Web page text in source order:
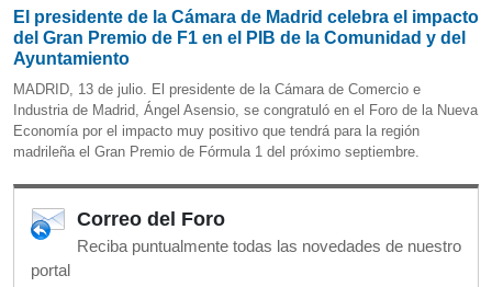
El presidente de la Cámara de Madrid celebra el impacto
del Gran Premio de F1 en el PIB de la Comunidad y del
Ayuntamiento
MADRID, 13 de julio. El presidente de la Cámara de Comercio e
Industria de Madrid, Ángel Asensio, se congratuló en el Foro de la Nueva
Economía por el impacto muy positivo que tendrá para la región
madrileña el Gran Premio de Fórmula 1 del próximo septiembre.
Correo del Foro
Reciba puntualmente todas las novedades de nuestro
portal